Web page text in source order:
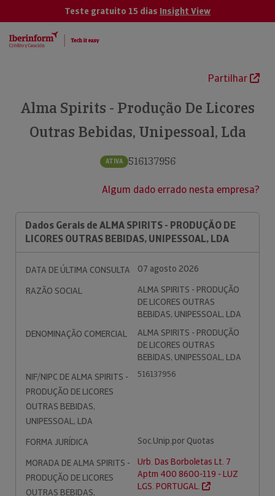
Teste gratuito 15 dias Insight View
Partilhar
Alma Spirits - Produção De Licores
Outras Bebidas, Unipessoal, Lda
ATIVA 516137956
Algum dado errado nesta empresa?
Dados Gerais de ALMA SPIRITS - PRODUÇÃO DE
LICORES OUTRAS BEBIDAS, UNIPESSOAL, LDA
DATA DE ÚLTIMA CONSULTA
07 agosto 2026
RAZÃO SOCIAL
ALMA SPIRITS - PRODUÇÃO
DE LICORES OUTRAS
BEBIDAS, UNIPESSOAL, LDA
DENOMINAÇÃO COMERCIAL
ALMA SPIRITS - PRODUÇÃO
DE LICORES OUTRAS
BEBIDAS, UNIPESSOAL, LDA
NIF/NIPC DE ALMA SPIRITS -
PRODUÇÃO DE LICORES
OUTRAS BEBIDAS,
UNIPESSOAL, LDA
516137956
FORMA JURÍDICA
Soc.Unip.por Quotas
MORADA DE ALMA SPIRITS -
PRODUÇÃO DE LICORES
OUTRAS BEBIDAS,
Urb. Das Borboletas Lt. 7
Aptm 400 8600-119 - LUZ
LGS. PORTUGAL.